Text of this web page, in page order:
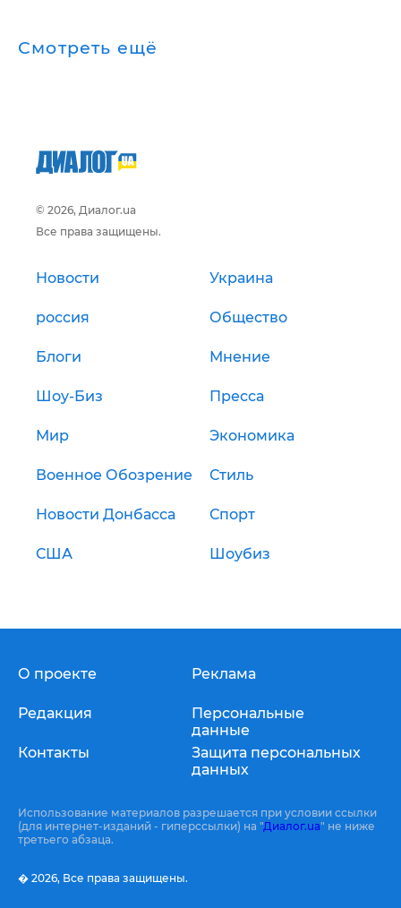
Смотреть ещё
© 2026, Диалог.ua
Все права защищены.
Новости Украина
россия Общество
Блоги Мнение
Шоу-Биз Пресса
Мир Экономика
Военное Обозрение Стиль
Новости Донбасса Спорт
США Шоубиз
О проекте
Редакция
Контакты
Реклама
Персональные
данные
Защита персональных
данных
Использование материалов разрешается при условии ссылки
(для интернет-изданий - гиперссылки) на "Диалог.ua" не ниже
третьего абзаца.
� 2026, Все права защищены.